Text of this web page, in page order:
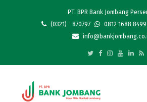
PT. BPR Bank Jombang
(0321) - 870797
0812 1688 8499